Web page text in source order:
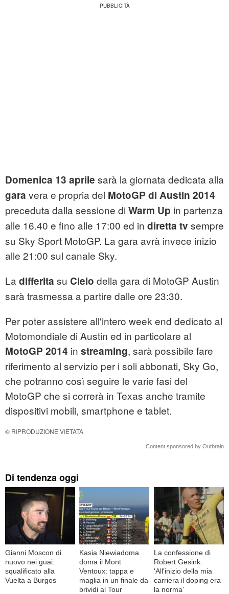
Domenica 13 aprile sarà la giornata dedicata alla
gara vera e propria del MotoGP di Austin 2014
preceduta dalla sessione di Warm Up in partenza
alle 16.40 e fino alle 17:00 ed in diretta tv sempre
su Sky Sport MotoGP. La gara avrà invece inizio
alle 21:00 sul canale Sky.
La differita su Cielo della gara di MotoGP Austin
sarà trasmessa a partire dalle ore 23:30.
Per poter assistere all'intero week end dedicato al
Motomondiale di Austin ed in particolare al
MotoGP 2014 in streaming, sarà possibile fare
riferimento al servizio per i soli abbonati, Sky Go,
che potranno così seguire le varie fasi del
MotoGP che si correrà in Texas anche tramite
dispositivi mobili, smartphone e tablet.
© RIPRODUZIONE VIETATA
Content sponsored by Outbrain
Di tendenza oggi
Gianni Moscon di
nuovo nei guai:
squalificato alla
Vuelta a Burgos
Kasia Niewiadoma
doma il Mont
Ventoux: tappa e
maglia in un finale da
brividi al Tour
La confessione di
Robert Gesink:
'All'inizio della mia
carriera il doping era
la norma'